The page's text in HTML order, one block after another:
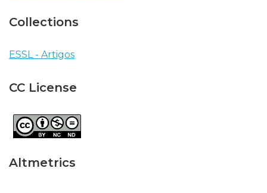
Collections
ESSL - Artigos
CC License
Altmetrics